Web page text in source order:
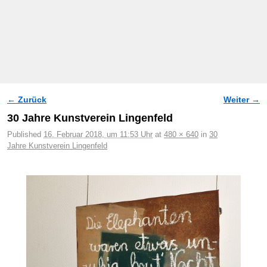
Bilder-Navigation
← Zurück Weiter →
30 Jahre Kunstverein Lingenfeld
Published 16. Februar 2018, um 11:53 Uhr at 480 × 640 in 30
Jahre Kunstverein Lingenfeld